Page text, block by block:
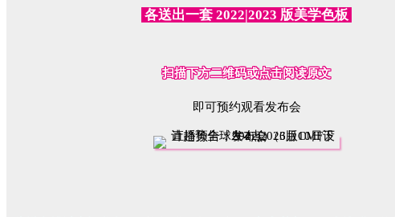
各送出一套 2022|2023 版美学色板
扫描下方二维码或点击阅读原文
即可预约观看发布会